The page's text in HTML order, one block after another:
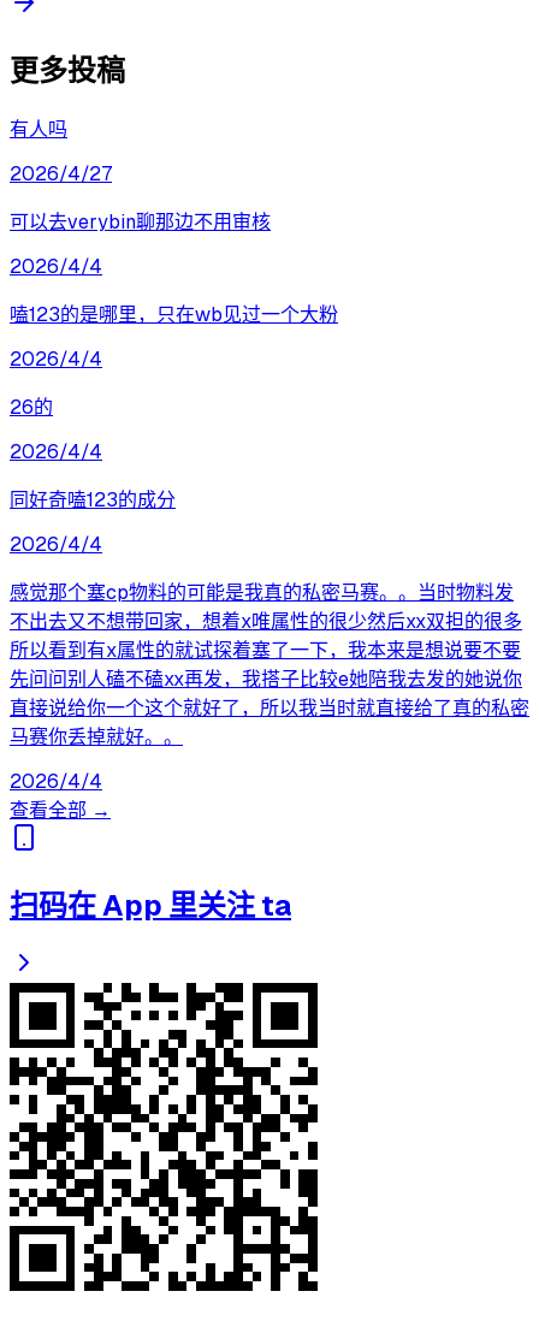
更多投稿
有人吗
2026/4/27
可以去verybin聊那边不用审核
2026/4/4
嗑123的是哪里，只在wb见过一个大粉
2026/4/4
26的
2026/4/4
同好奇嗑123的成分
2026/4/4
感觉那个塞cp物料的可能是我真的私密马赛。。当时物料发
不出去又不想带回家，想着x唯属性的很少然后xx双担的很多
所以看到有x属性的就试探着塞了一下，我本来是想说要不要
先问问别人磕不磕xx再发，我搭子比较e她陪我去发的她说你
直接说给你一个这个就好了，所以我当时就直接给了真的私密
马赛你丢掉就好。。
2026/4/4
查看全部 →
扫码在 App 里关注 ta